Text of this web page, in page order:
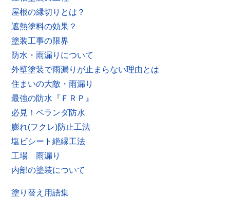
屋根の縁切りとは？
遮熱塗料の効果？
塗装工事の限界
防水・雨漏りについて
外壁塗装で雨漏りが止まらない理由とは
住まいの大敵・雨漏り
最強の防水『ＦＲＰ』
必見！ベランダ防水
膨れ(フクレ)防止工法
塩ビシート絶縁工法
工場 雨漏り
内部の塗装について
塗り替え用語集